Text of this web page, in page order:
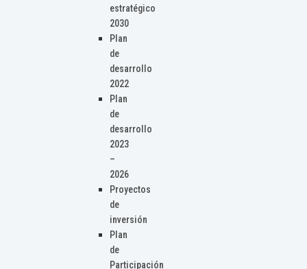
estratégico
2030
Plan
de
desarrollo
2022
Plan
de
desarrollo
2023
–
2026
Proyectos
de
inversión
Plan
de
Participación